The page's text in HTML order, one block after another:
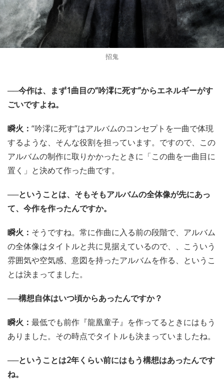
招鬼
──今作は、まず1曲目の“吟澪に死す”からエネルギーがす
ごいですよね。
瞬火： “吟澪に死す”はアルバムのコンセプトを一曲で体現
するような、そんな役割を担っています。ですので、この
アルバムの制作に取りかかったときに「この曲を一曲目に
置く」と決めて作った曲です。
──ということは、そもそもアルバムの全体像が先にあっ
て、今作を作ったんですか。
瞬火： そうですね。常に作曲に入る前の段階で、アルバム
の全体像はタイトルと共に見据えているので、、こういう
雰囲気や空気感、意図を持ったアルバムを作る、というこ
とは決まってました。
──構想自体はいつ頃からあったんですか？
瞬火： 最低でも前作『龍凰童子』を作ってるときにはもう
ありました。その時点でタイトルも決まっていましたね。
──ということは2年くらい前にはもう構想はあったんです
ね。